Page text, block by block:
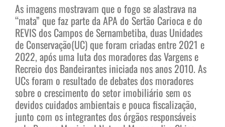
As imagens mostravam que o fogo se alastrava na
“mata” que faz parte da APA do Sertão Carioca e do
REVIS dos Campos de Sernambetiba, duas Unidades
de Conservação(UC) que foram criadas entre 2021 e
2022, após uma luta dos moradores das Vargens e
Recreio dos Bandeirantes iniciada nos anos 2010. As
UCs foram o resultado de debates dos moradores
sobre o crescimento do setor imobiliário sem os
devidos cuidados ambientais e pouca fiscalização,
junto com os integrantes dos órgãos responsáveis